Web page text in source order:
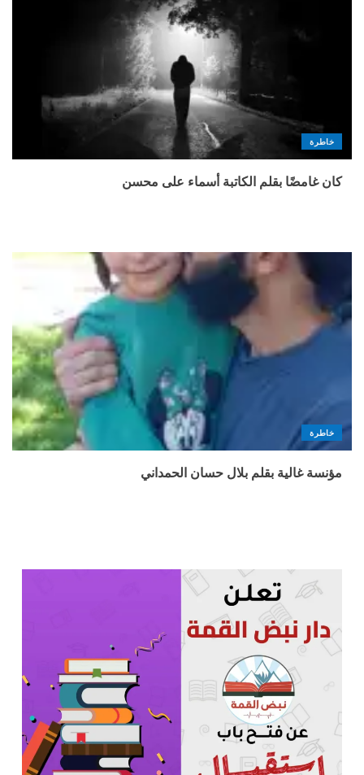
خاطرة
كان غامضًا بقلم الكاتبة أسماء على محسن
خاطرة
مؤنسة غالية بقلم بلال حسان الحمداني